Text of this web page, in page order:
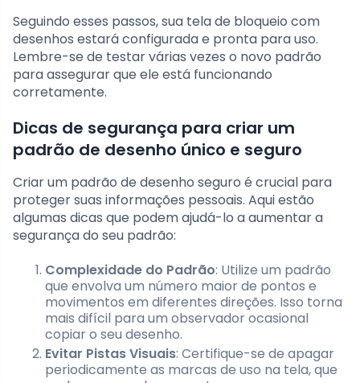
Seguindo esses passos, sua tela de bloqueio com
desenhos estará configurada e pronta para uso.
Lembre-se de testar várias vezes o novo padrão
para assegurar que ele está funcionando
corretamente.
Dicas de segurança para criar um
padrão de desenho único e seguro
Criar um padrão de desenho seguro é crucial para
proteger suas informações pessoais. Aqui estão
algumas dicas que podem ajudá-lo a aumentar a
segurança do seu padrão:
Complexidade do Padrão: Utilize um padrão
que envolva um número maior de pontos e
movimentos em diferentes direções. Isso torna
mais difícil para um observador ocasional
copiar o seu desenho.
Evitar Pistas Visuais: Certifique-se de apagar
periodicamente as marcas de uso na tela, que